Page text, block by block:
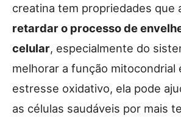
creatina tem propriedades que
retardar o processo de
celular, especialmente do
melhorar a função mitocondrial
estresse oxidativo, ela pode
as células saudáveis por mais